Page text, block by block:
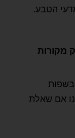
הטבע.
מקורות
אם שאלת